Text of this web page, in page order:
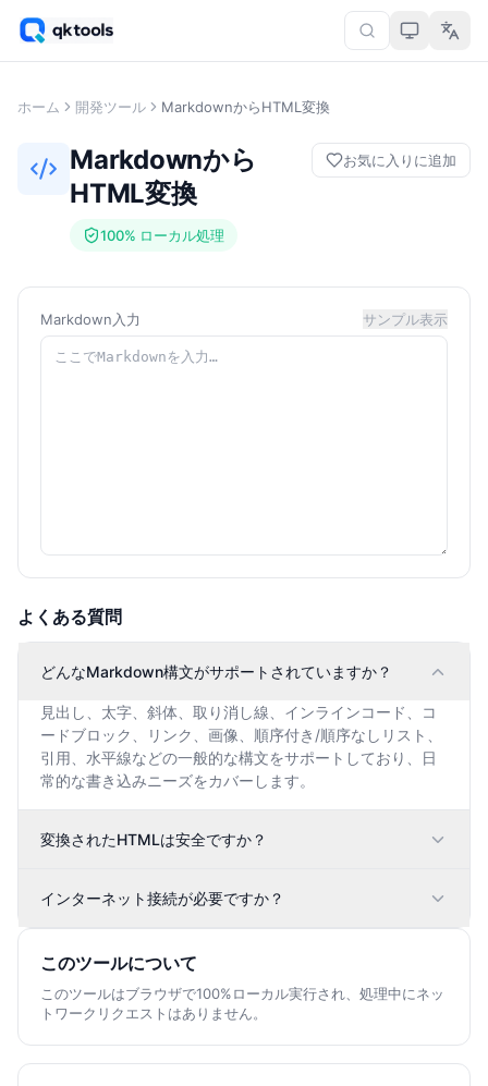
ホーム 開発ツール MarkdownからHTML変換
Markdownから
HTML変換
100% ローカル処理
お気に入りに追加
Markdown入力 サンプル表示
よくある質問
どんなMarkdown構文がサポートされていますか？
見出し、太字、斜体、取り消し線、インラインコード、コ
ードブロック、リンク、画像、順序付き/順序なしリスト、
引用、水平線などの一般的な構文をサポートしており、日
常的な書き込みニーズをカバーします。
変換されたHTMLは安全ですか？
インターネット接続が必要ですか？
このツールについて
このツールはブラウザで100%ローカル実行され、処理中にネッ
トワークリクエストはありません。